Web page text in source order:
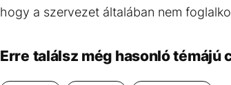
hogy a szervezet általában nem
Erre találsz még hasonló témájú